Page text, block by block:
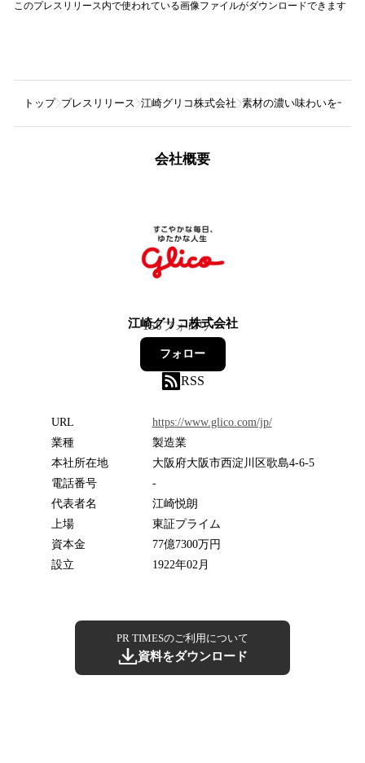
このプレスリリース内で使われている画像ファイルがダウンロードできます
トップ プレスリリース 江崎グリコ株式会社 素材の濃い味わいを一粒
会社概要
江崎グリコ株式会社
156フォロワー
フォロー
RSS
URL
https://www.glico.com/jp/
業種
製造業
本社所在地
大阪府大阪市西淀川区歌島4-6-5
電話番号
-
代表者名
江崎悦朗
上場
東証プライム
資本金
77億7300万円
設立
1922年02月
PR TIMESのご利用について
資料をダウンロード